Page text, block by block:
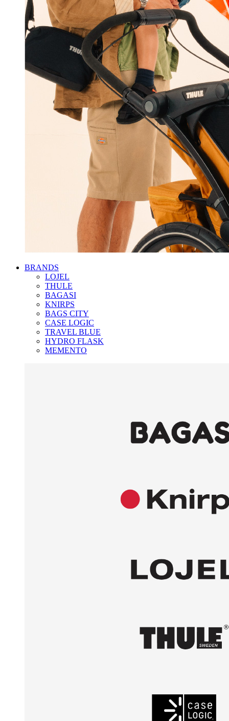
BRANDS
LOJEL
THULE
BAGASI
KNIRPS
BAGS CITY
CASE LOGIC
TRAVEL BLUE
HYDRO FLASK
MEMENTO